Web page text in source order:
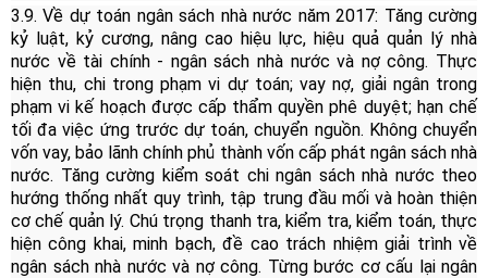
3.9. Về dự toán ngân sách nhà nước năm 2017: Tăng cường
kỷ luật, kỷ cương, nâng cao hiệu lực, hiệu quả quản lý nhà
nước về tài chính - ngân sách nhà nước và nợ công. Thực
hiện thu, chi trong phạm vi dự toán; vay nợ, giải ngân trong
phạm vi kế hoạch được cấp thẩm quyền phê duyệt; hạn chế
tối đa việc ứng trước dự toán, chuyển nguồn. Không chuyển
vốn vay, bảo lãnh chính phủ thành vốn cấp phát ngân sách nhà
nước. Tăng cường kiểm soát chi ngân sách nhà nước theo
hướng thống nhất quy trình, tập trung đầu mối và hoàn thiện
cơ chế quản lý. Chú trọng thanh tra, kiểm tra, kiểm toán, thực
hiện công khai, minh bạch, đề cao trách nhiệm giải trình về
ngân sách nhà nước và nợ công. Từng bước cơ cấu lại ngân